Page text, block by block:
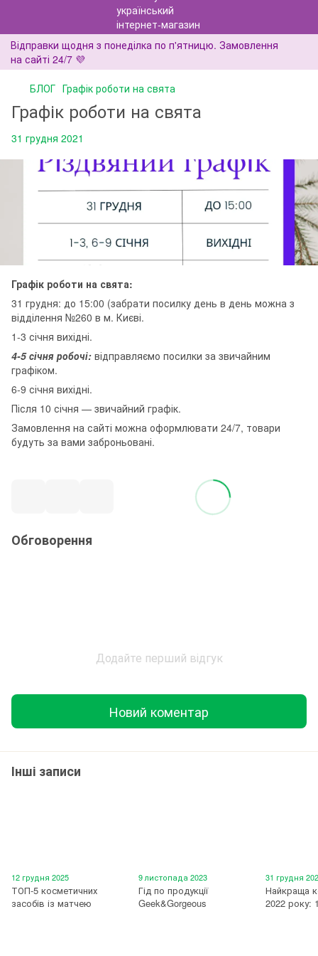
Відправки щодня з понеділка по п'ятницю. Замовлення
на сайті 24/7 💜
БЛОГ Графік роботи на свята
Графік роботи на свята
31 грудня 2021
Графік роботи на свята:
31 грудня: до 15:00 (забрати посилку день в день можна з
відділення №260 в м. Києві.
1-3 січня вихідні.
4-5 січня робочі: відправляємо посилки за звичайним
графіком.
6-9 січня вихідні.
Після 10 січня — звичайний графік.
Замовлення на сайті можна оформлювати 24/7, товари
будуть за вами заброньовані.
Обговорення
Додайте перший відгук
Новий коментар
Інші записи
12 грудня 2025
ТОП-5 косметичних
засобів із матчею
9 листопада 2023
Гід по продукції
Geek&Gorgeous
31 грудня
Найкраща
2022 року: